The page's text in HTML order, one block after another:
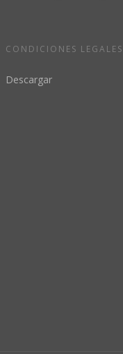
CONDICIONES LEGALES
Descargar